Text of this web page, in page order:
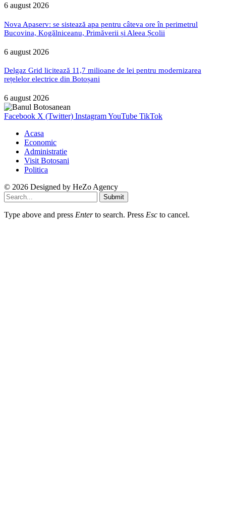
6 august 2026
Nova Apaserv: se sistează apa pentru câteva ore în perimetrul
Bucovina, Kogălniceanu, Primăverii și Aleea Școlii
6 august 2026
Delgaz Grid licitează 11,7 milioane de lei pentru modernizarea
rețelelor electrice din Botoșani
6 august 2026
Facebook X (Twitter) InstagramYouTube TikTok
Acasa
Economic
Administratie
Visit Botosani
Politica
© 2026 Designed by HeZo Agency
Submit
Type above and press Enterto search. Press Esc to cancel.